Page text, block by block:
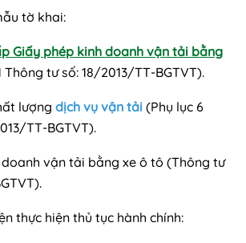
tờ khai:
Giấy phép kinh doanh vận tải bằng
Thông tư số: 18/2013/TT-BGTVT).
lượng dịch vụ vận tải (Phụ lục 6
TT-BGTVT).
vận tải bằng xe ô tô (Thông tư
thực hiện thủ tục hành chính: